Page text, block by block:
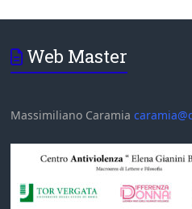
Web Master
Massimiliano Caramia